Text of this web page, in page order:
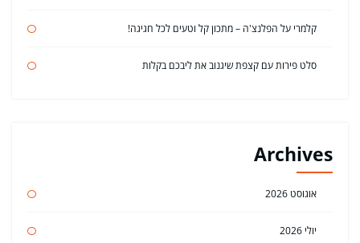
קלמרי על הפלנצ'ה – מתכון קל וטעים לכל חגיגה!
סלט פירות עם קצפת שיגנוב את ליבכם בקלות
Archives
אוגוסט 2026
יולי 2026